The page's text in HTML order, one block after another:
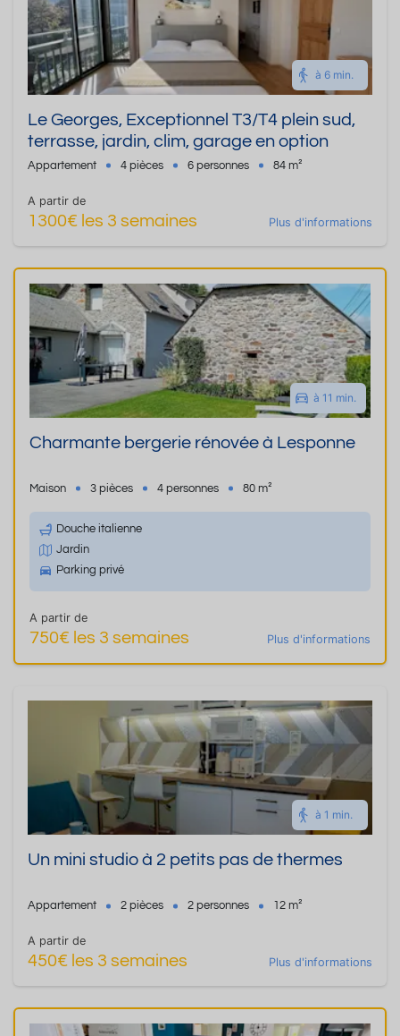
à 6 min.
Le Georges, Exceptionnel T3/T4 plein sud,
terrasse, jardin, clim, garage en option
Appartement 4 pièces 6 personnes 84 m²
A partir de
1300€ les 3 semaines Plus d'informations
à 11 min.
Charmante bergerie rénovée à Lesponne
Maison 3 pièces 4 personnes 80 m²
Douche italienne
Jardin
Parking privé
A partir de
750€ les 3 semaines Plus d'informations
à 1 min.
Un mini studio à 2 petits pas de thermes
Appartement 2 pièces 2 personnes 12 m²
A partir de
450€ les 3 semaines Plus d'informations